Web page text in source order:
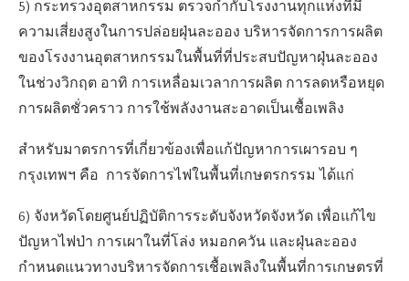
5) กระทรวงอุตสาหกรรม ตรวจกำกับโรงงานทุกแห่งที่มี
ความเสี่ยงสูงในการปล่อยฝุ่นละออง บริหารจัดการการผลิต
ของโรงงานอุตสาหกรรมในพื้นที่ที่ประสบปัญหาฝุ่นละออง
ในช่วงวิกฤต อาทิ การเหลื่อมเวลาการผลิต การลดหรือหยุด
การผลิตชั่วคราว การใช้พลังงานสะอาดเป็นเชื้อเพลิง
สำหรับมาตรการที่เกี่ยวข้องเพื่อแก้ปัญหาการเผารอบ ๆ
กรุงเทพฯ คือ การจัดการไฟในพื้นที่เกษตรกรรม ได้แก่
6) จังหวัดโดยศูนย์ปฏิบัติการระดับจังหวัดจังหวัด เพื่อแก้ไข
ปัญหาไฟป่า การเผาในที่โล่ง หมอกควัน และฝุ่นละออง
กำหนดแนวทางบริหารจัดการเชื้อเพลิงในพื้นที่การเกษตรที่